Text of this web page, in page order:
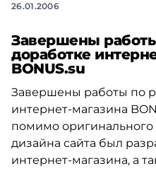
26.01.2006
Завершены
доработке
BONUS.su
Завершены работы по
интернет-магазина
помимо
дизайна сайта был
интернет-магазина, а